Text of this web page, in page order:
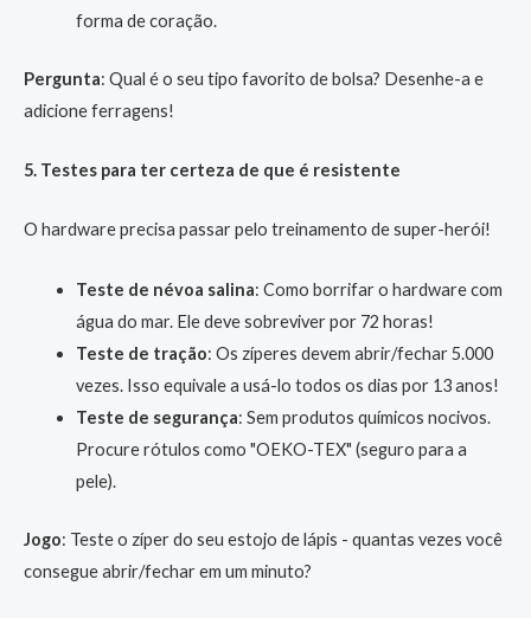
forma de coração.
Pergunta: Qual é o seu tipo favorito de bolsa? Desenhe-a e
adicione ferragens!
5. Testes para ter certeza de que é resistente
O hardware precisa passar pelo treinamento de super-herói!
Teste de névoa salina: Como borrifar o hardware com
água do mar. Ele deve sobreviver por 72 horas!
Teste de tração: Os zíperes devem abrir/fechar 5.000
vezes. Isso equivale a usá-lo todos os dias por 13 anos!
Teste de segurança: Sem produtos químicos nocivos.
Procure rótulos como "OEKO-TEX" (seguro para a
pele).
Jogo: Teste o zíper do seu estojo de lápis - quantas vezes você
consegue abrir/fechar em um minuto?